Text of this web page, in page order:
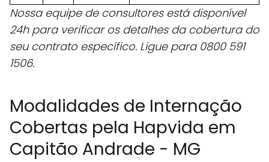
Nossa equipe de consultores está disponível
24h para verificar os detalhes da cobertura do
seu contrato específico. Ligue para 0800 591
1506.
Modalidades de Internação
Cobertas pela Hapvida em
Capitão Andrade - MG